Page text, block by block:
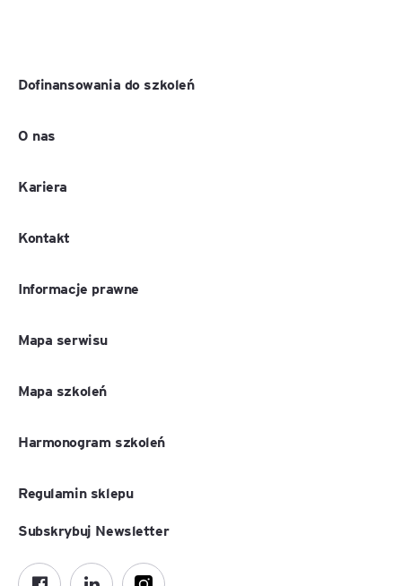
Dofinansowania do szkoleń
O nas
Kariera
Kontakt
Informacje prawne
Mapa serwisu
Mapa szkoleń
Harmonogram szkoleń
Regulamin sklepu
Subskrybuj Newsletter